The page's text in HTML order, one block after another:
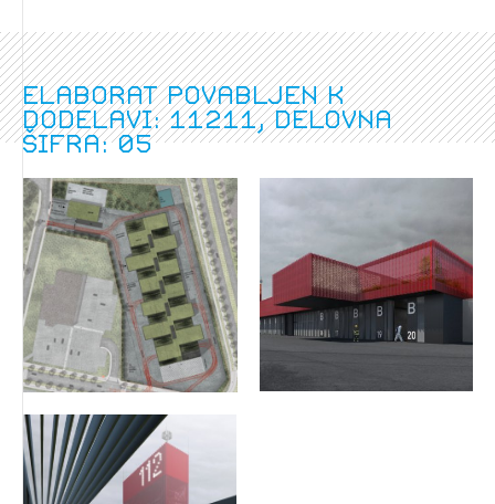
Elaborat povabljen k
dodelavi: 11211, delovna
šifra: 05